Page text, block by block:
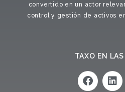
convertido en un actor
control y gestión de activos
TAXO EN LAS
F
a
L
i